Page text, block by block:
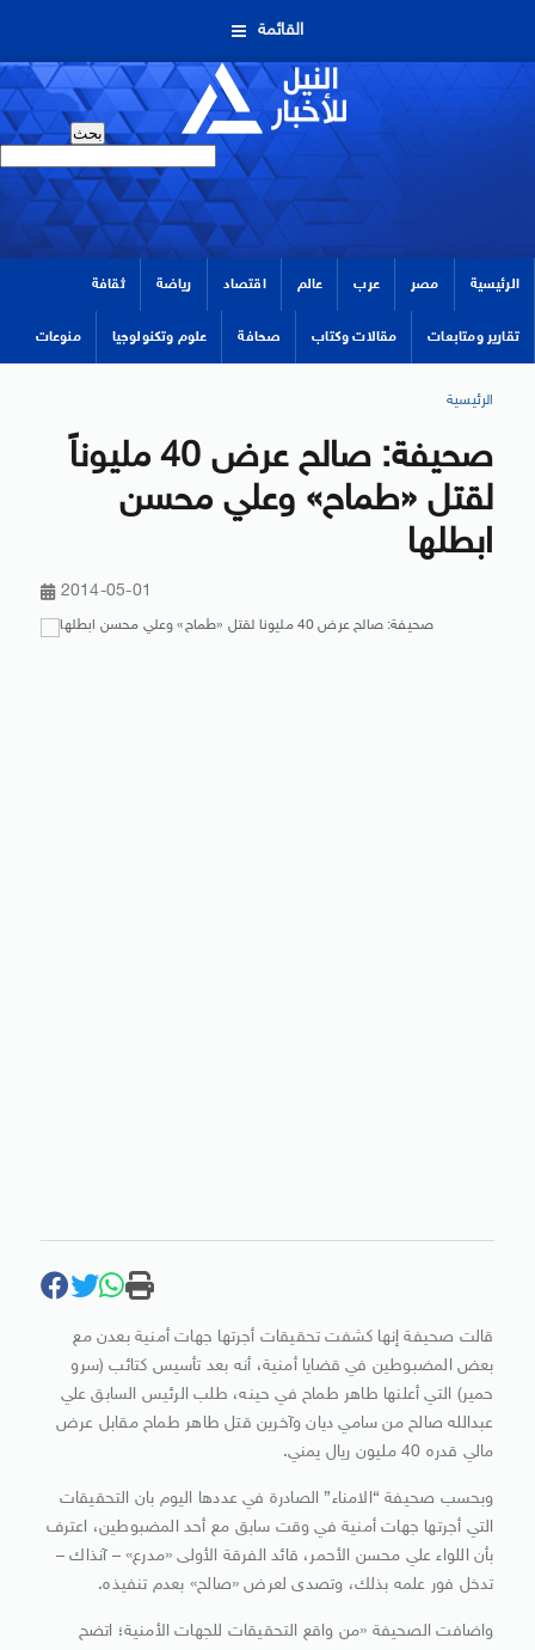
القائمة
الرئيسية مصر عرب عالم اقتصاد رياضة ثقافة
تقارير ومتابعات مقالات وكتاب صحافة علوم وتكنولوجيا منوعات
الرئيسية
صحيفة: صالح عرض 40 مليوناً
لقتل «طماح» وعلي محسن
ابطلها
2014-05-01
قالت صحيفة إنها كشفت تحقيقات أجرتها جهات أمنية بعدن مع
بعض المضبوطين في قضايا أمنية، أنه بعد تأسيس كتائب (سرو
حمير) التي أعلنها طاهر طماح في حينه، طلب الرئيس السابق علي
عبدالله صالح من سامي ديان وآخرين قتل طاهر طماح مقابل عرض
مالي قدره 40 مليون ريال يمني.
وبحسب صحيفة “الامناء” الصادرة في عددها اليوم بان التحقيقات
التي أجرتها جهات أمنية في وقت سابق مع أحد المضبوطين، اعترف
بأن اللواء علي محسن الأحمر، قائد الفرقة الأولى «مدرع» – آنذاك –
تدخل فور علمه بذلك، وتصدى لعرض «صالح» بعدم تنفيذه.
واضافت الصحيفة «من واقع التحقيقات للجهات الأمنية؛ اتضح